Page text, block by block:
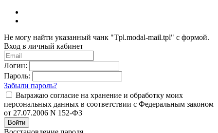
Не могу найти указанный чанк "Tpl.modal-mail.tpl" с формой.
Вход в личный кабинет
Логин:
Пароль:
Забыли пароль?
Выражаю согласие на хранение и обработку моих
персональных данных в соответствии с Федеральным законом
от 27.07.2006 N 152-ФЗ
Войти